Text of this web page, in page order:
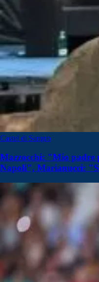
Castel di Sangro
Mazzocchi: "Mio padre
Napoli", Marianucci: